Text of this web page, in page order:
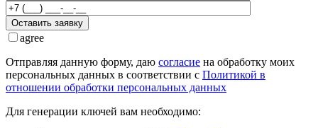
Оставить заявку
agree
Отправляя данную форму, даю согласие на обработку моих
персональных данных в соответствии с Политикой в
отношении обработки персональных данных
Для генерации ключей вам необходимо: